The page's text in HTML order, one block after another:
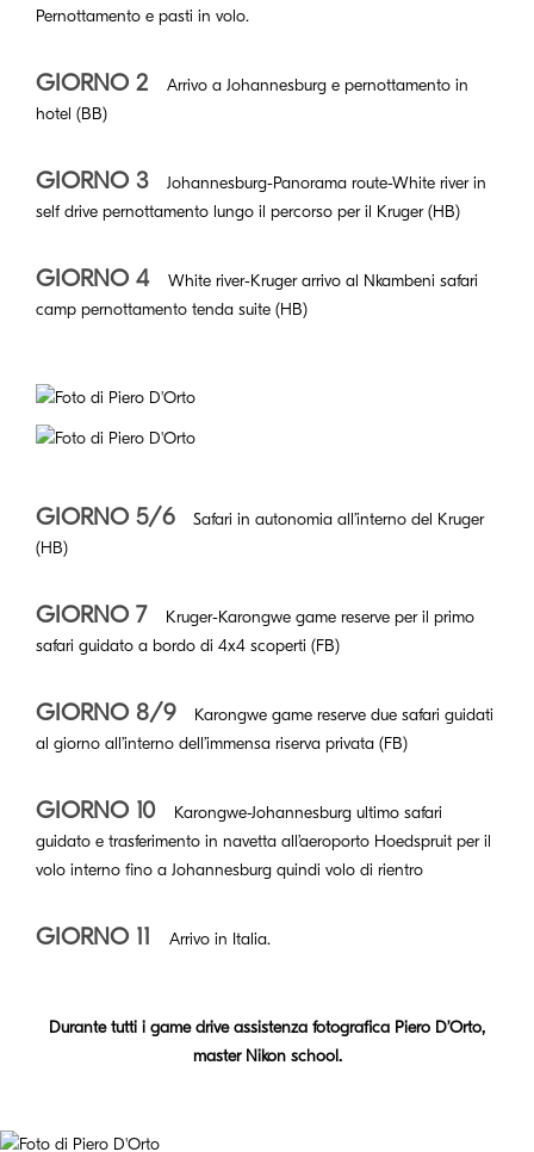
Pernottamento e pasti in volo.
GIORNO 2 Arrivo a Johannesburg e pernottamento in
hotel (BB)
GIORNO 3Johannesburg-Panorama route-White river in
self drive pernottamento lungo il percorso per il Kruger (HB)
GIORNO 4White river-Kruger arrivo al Nkambeni safari
camp pernottamento tenda suite (HB)
GIORNO 5/6Safari in autonomia all’interno del Kruger
(HB)
GIORNO 7 Kruger-Karongwe game reserve per il primo
safari guidato a bordo di 4x4 scoperti (FB)
GIORNO 8/9Karongwe game reserve due safari guidati
al giorno all’interno dell’immensa riserva privata (FB)
GIORNO 10Karongwe-Johannesburg ultimo safari
guidato e trasferimento in navetta all’aeroporto Hoedspruit per il
volo interno fino a Johannesburg quindi volo di rientro
GIORNO 11 Arrivo in Italia.
Durante tutti i game drive assistenza fotografica Piero D’Orto,
master Nikon school.